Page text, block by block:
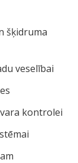
šķidruma
veselībai
kontrolei